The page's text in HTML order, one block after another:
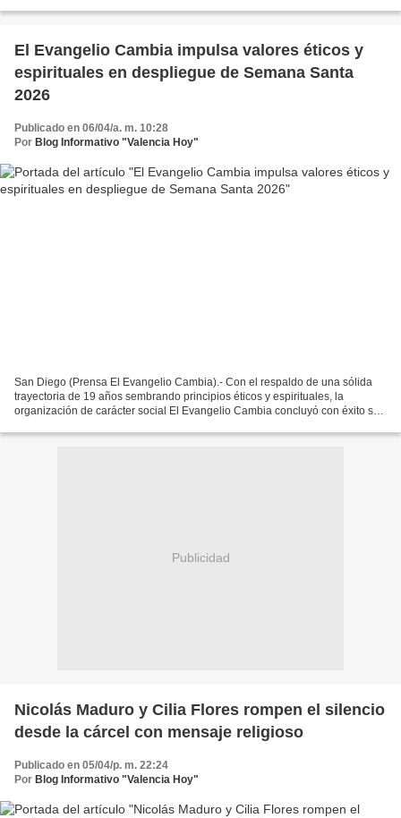
El Evangelio Cambia impulsa valores éticos y
espirituales en despliegue de Semana Santa
2026
Publicado en 06/04/a. m. 10:28
Por Blog Informativo "Valencia Hoy"
San Diego (Prensa El Evangelio Cambia).- Con el respaldo de una sólida
trayectoria de 19 años sembrando principios éticos y espirituales, la
organización de carácter social El Evangelio Cambia concluyó con éxito su
Publicidad
Nicolás Maduro y Cilia Flores rompen el silencio
desde la cárcel con mensaje religioso
Publicado en 05/04/p. m. 22:24
Por Blog Informativo "Valencia Hoy"